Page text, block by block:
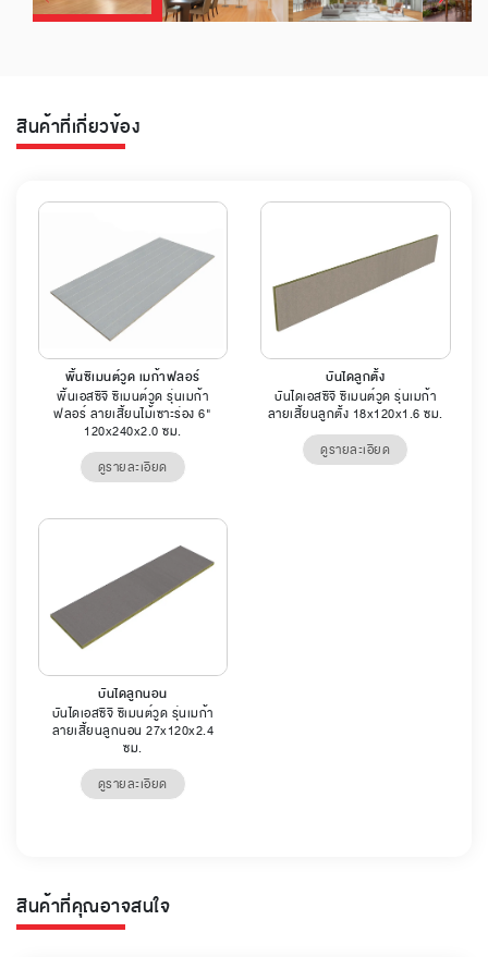
สินค้าที่เกี่ยวข้อง
พื้นซีเมนต์วูด เมก้าฟลอร์
พื้นเอสซีจี ซีเมนต์วูด รุ่นเมก้า
ฟลอร์ ลายเสี้ยนไม้เซาะร่อง 6"
120x240x2.0 ซม.
ดูรายละเอียด
บันไดลูกตั้ง
บันไดเอสซีจี ซีเมนต์วูด รุ่นเมก้า
ลายเสี้ยนลูกตั้ง 18x120x1.6 ซม.
ดูรายละเอียด
บันไดลูกนอน
บันไดเอสซีจี ซีเมนต์วูด รุ่นเมก้า
ลายเสี้ยนลูกนอน 27x120x2.4
ซม.
ดูรายละเอียด
สินค้าที่คุณอาจสนใจ